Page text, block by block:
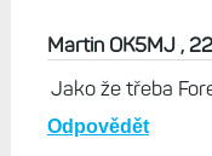
displejem, ale bez
by se musely dostat